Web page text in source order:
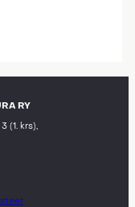
RY
(1. krs),